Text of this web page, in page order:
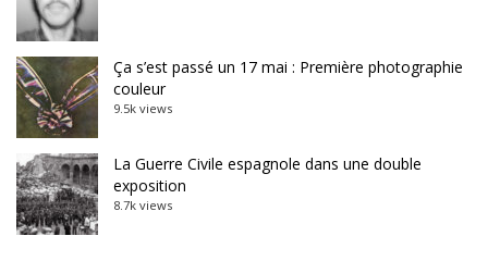
Ça s’est passé un 17 mai : Première photographie
couleur
9.5k views
La Guerre Civile espagnole dans une double
exposition
8.7k views